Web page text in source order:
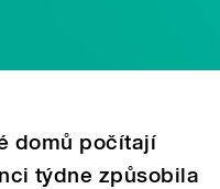
domů počítají
týdne způsobila